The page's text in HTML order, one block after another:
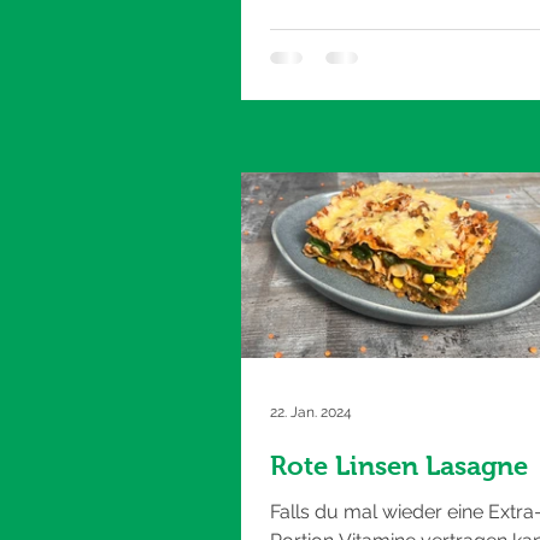
Rote Linsen Lasagne
Falls du mal wieder eine
22. Jan. 2024